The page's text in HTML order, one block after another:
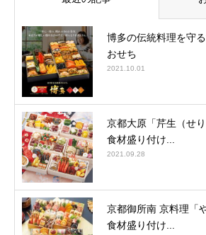
博多の伝統料理を守
おせち
2021.10.01
京都大原「芹生（せ
食材盛り付け...
2021.09.28
京都御所南 京料理「
食材盛り付け...